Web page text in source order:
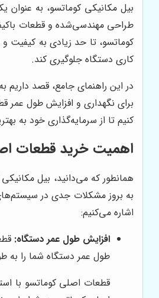
بیل مکانیکی کوماتسو، به
طراحی مهندسی‌شده و قطعات
کوماتسو، تا حد زیادی به کیفیت
کاری دستگاه جلوگیری کند.
در این راهنمای جامع، قصد داریم
برای نگهداری و افزایش طول عمر
کنیم تا از سرمایه‌گذاری خود به
اهمیت خرید قطعات
همانطور که می‌دانید، بیل
به بروز مشکلات جدی در
اشاره می‌کنیم:
افزایش طول عمر دستگاه:
طول عمر دستگاه شما را به
قطعات اصلی کوماتسو با